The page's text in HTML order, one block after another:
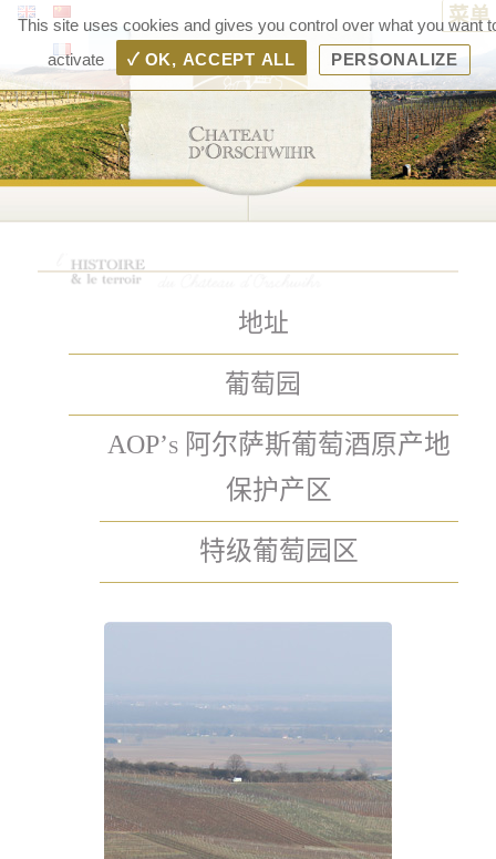
–
菜单
地址
葡萄园
AOP’s 阿尔萨斯葡萄酒原产地
保护产区
特级葡萄园区
This site uses cookies and gives you control over what you want
activate
✓ OK, ACCEPT ALL PERSONALIZE